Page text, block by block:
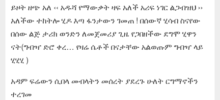
ይዞት ዘጭ አለ ‹‹ አዱሻ የማውቃት ዛፍ አለች አሪፍ ነገር ልጋብዝህ ››
አለችው ተከትሎ ሂዶ እጣ ፋንታውን ገመጠ ! በሰውኛ ሂሳብ ስናየው
በሰው ልጅ ታሪክ ወንድን ለመጀመሪያ ጊዜ የጋበዘችው ደግሞ ሂዋን
ናት(ግብዣ ድሮ ቀረ… የዛሬ ሴቶች በናታቸው አልወጡም ግብዣ ላይ
ሂሂሂ )
አዳም ፍሬውን ሲበላ መብላትን መሰረት ያደረጉ ሁለት ርግማኖችን
ተረገመ